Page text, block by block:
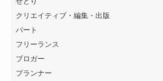
クリエイティブ・編集・出版
パート
フリーランス
ブロガー
プランナー